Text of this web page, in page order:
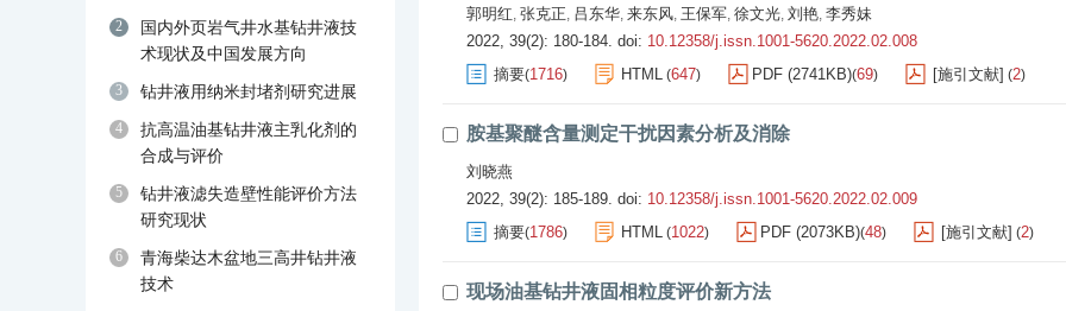
2
国内外页岩气井水基钻井液技
术现状及中国发展方向
3 钻井液用纳米封堵剂研究进展
4
抗高温油基钻井液主乳化剂的
合成与评价
5
钻井液滤失造壁性能评价方法
研究现状
6
青海柴达木盆地三高井钻井液
技术
郭明红, 张克正, 吕东华, 来东风, 王保军, 徐文光, 刘艳, 李秀妹
2022, 39(2): 180-184. doi: 10.12358/j.issn.1001-5620.2022.02.008
摘要(1716) HTML (647) PDF (2741KB)(69) [施引文献] (2)
胺基聚醚含量测定干扰因素分析及消除
刘晓燕
2022, 39(2): 185-189. doi: 10.12358/j.issn.1001-5620.2022.02.009
摘要(1786) HTML (1022) PDF (2073KB)(48) [施引文献] (2)
现场油基钻井液固相粒度评价新方法